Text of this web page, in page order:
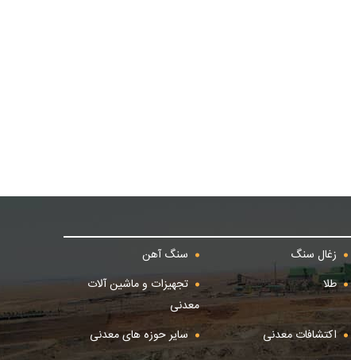
زغال سنگ
سنگ آهن
طلا
تجهیزات و ماشین آلات
معدنی
اکتشافات معدنی
سایر حوزه های معدنی